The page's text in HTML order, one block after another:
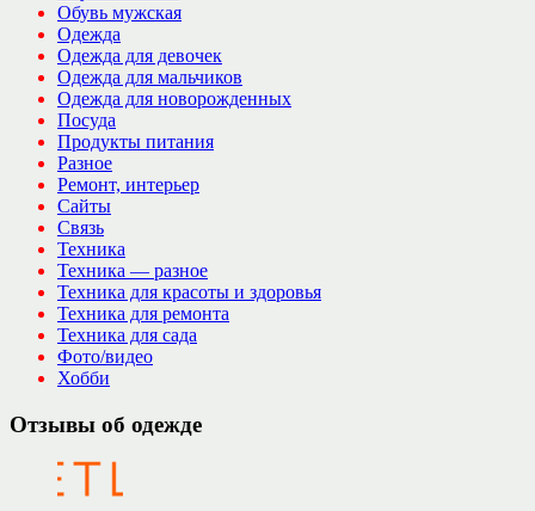
Обувь мужская
Одежда
Одежда для девочек
Одежда для мальчиков
Одежда для новорожденных
Посуда
Продукты питания
Разное
Ремонт, интерьер
Сайты
Связь
Техника
Техника — разное
Техника для красоты и здоровья
Техника для ремонта
Техника для сада
Фото/видео
Хобби
Отзывы об одежде